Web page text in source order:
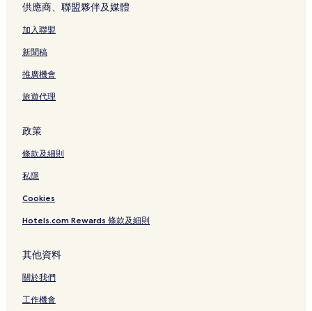
頁
面
供應商、聯盟夥伴及媒體
加入聯盟
新聞稿
推廣機會
旅遊代理
政策
條款及細則
私隱
Cookies
Hotels.com Rewards 條款及細則
其他資料
關於我們
工作機會